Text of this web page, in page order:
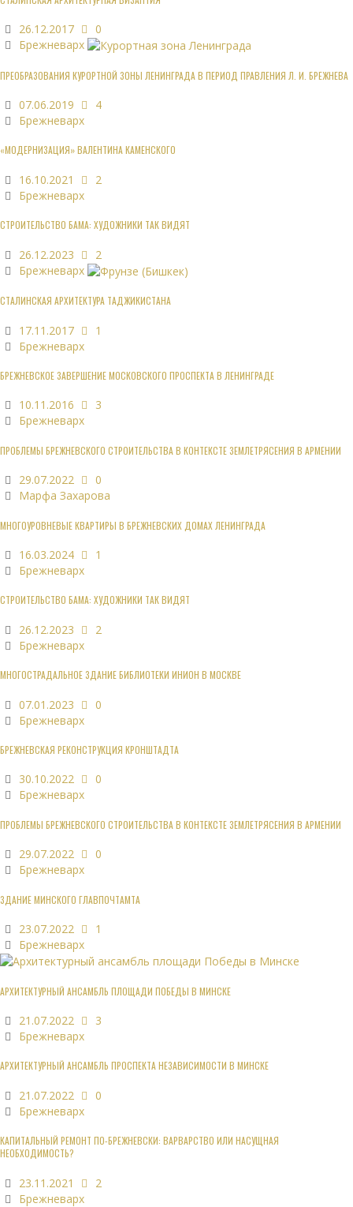
26.12.2017
0
Брежневарх
ПРЕОБРАЗОВАНИЯ КУРОРТНОЙ ЗОНЫ ЛЕНИНГРАДА В ПЕРИОД ПРАВЛЕНИЯ Л. И. БРЕЖНЕВА
07.06.2019
4
Брежневарх
«МОДЕРНИЗАЦИЯ» ВАЛЕНТИНА КАМЕНСКОГО
16.10.2021
2
Брежневарх
СТРОИТЕЛЬСТВО БАМА: ХУДОЖНИКИ ТАК ВИДЯТ
26.12.2023
2
Брежневарх
СТАЛИНСКАЯ АРХИТЕКТУРА ТАДЖИКИСТАНА
17.11.2017
1
Брежневарх
БРЕЖНЕВСКОЕ ЗАВЕРШЕНИЕ МОСКОВСКОГО ПРОСПЕКТА В ЛЕНИНГРАДЕ
10.11.2016
3
Брежневарх
ПРОБЛЕМЫ БРЕЖНЕВСКОГО СТРОИТЕЛЬСТВА В КОНТЕКСТЕ ЗЕМЛЕТРЯСЕНИЯ В АРМЕНИИ
29.07.2022
0
Марфа Захарова
МНОГОУРОВНЕВЫЕ КВАРТИРЫ В БРЕЖНЕВСКИХ ДОМАХ ЛЕНИНГРАДА
16.03.2024
1
Брежневарх
СТРОИТЕЛЬСТВО БАМА: ХУДОЖНИКИ ТАК ВИДЯТ
26.12.2023
2
Брежневарх
МНОГОСТРАДАЛЬНОЕ ЗДАНИЕ БИБЛИОТЕКИ ИНИОН В МОСКВЕ
07.01.2023
0
Брежневарх
БРЕЖНЕВСКАЯ РЕКОНСТРУКЦИЯ КРОНШТАДТА
30.10.2022
0
Брежневарх
ПРОБЛЕМЫ БРЕЖНЕВСКОГО СТРОИТЕЛЬСТВА В КОНТЕКСТЕ ЗЕМЛЕТРЯСЕНИЯ В АРМЕНИИ
29.07.2022
0
Брежневарх
ЗДАНИЕ МИНСКОГО ГЛАВПОЧТАМТА
23.07.2022
1
Брежневарх
АРХИТЕКТУРНЫЙ АНСАМБЛЬ ПЛОЩАДИ ПОБЕДЫ В МИНСКЕ
21.07.2022
3
Брежневарх
АРХИТЕКТУРНЫЙ АНСАМБЛЬ ПРОСПЕКТА НЕЗАВИСИМОСТИ В МИНСКЕ
21.07.2022
0
Брежневарх
КАПИТАЛЬНЫЙ РЕМОНТ ПО-БРЕЖНЕВСКИ: ВАРВАРСТВО ИЛИ НАСУЩНАЯ
НЕОБХОДИМОСТЬ?
23.11.2021
2
Брежневарх